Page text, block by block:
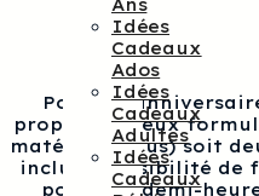
Ans
Idées
Cadeaux
Ados
Idées
Cadeaux
Adultes
Idées
Cadeaux
Pour les
proposons deux
matériel inclus) soit
inclus), possibilité de
pour une demi-